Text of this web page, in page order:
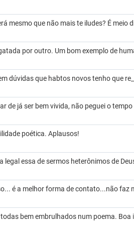
mesmo que não mais te iludes? É meio
por outro. Um bom exemplo de
dúvidas que habtos novos tenho que
de já ser bem vivida, não peguei o
poética. Aplausos!
legal essa de sermos heterônimos de
é a melhor forma de contato...não faz
bem embrulhados num poema. Boa